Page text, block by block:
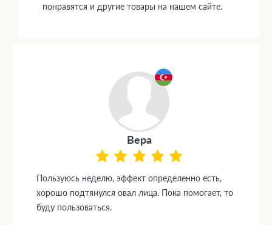
понравятся и другие товары на нашем сайте.
Вера
Пользуюсь неделю, эффект определенно есть,
хорошо подтянулся овал лица. Пока помогает, то
буду пользоваться.